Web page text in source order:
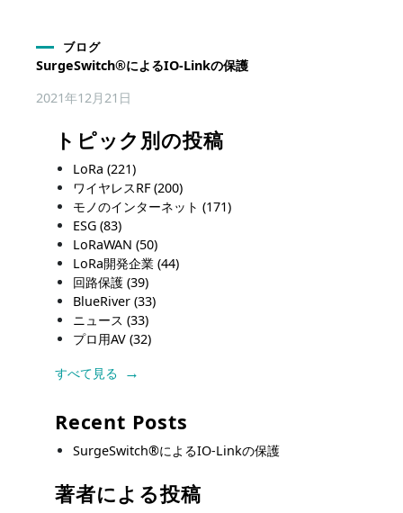
ブログ
SurgeSwitch®によるIO-Linkの保護
2021年12月21日
トピック別の投稿
LoRa(221)
ワイヤレスRF(200)
モノのインターネット(171)
ESG(83)
LoRaWAN(50)
LoRa開発企業(44)
回路保護(39)
BlueRiver(33)
ニュース(33)
プロ用AV(32)
すべて見る
Recent Posts
SurgeSwitch®によるIO-Linkの保護
著者による投稿